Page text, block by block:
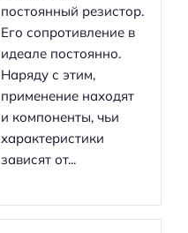
постоянный резистор.
Его сопротивление в
идеале постоянно.
Наряду с этим,
применение находят
и компоненты, чьи
характеристики
зависят от...